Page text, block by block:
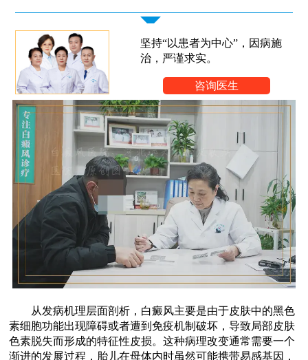
坚持“以患者为中心”，因病施
治，严谨求实。
咨询医生
从发病机理层面剖析，白癜风主要是由于皮肤中的黑色
素细胞功能出现障碍或者遭到免疫机制破坏，导致局部皮肤
色素脱失而形成的特征性皮损。这种病理改变通常需要一个
渐进的发展过程，胎儿在母体内时虽然可能携带易感基因，